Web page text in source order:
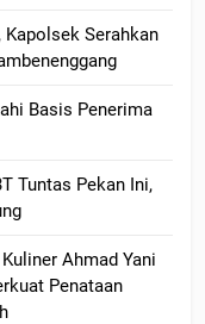
Serahkan
Basis Penerima
Tuntas Pekan Ini,
Ahmad Yani
Penataan